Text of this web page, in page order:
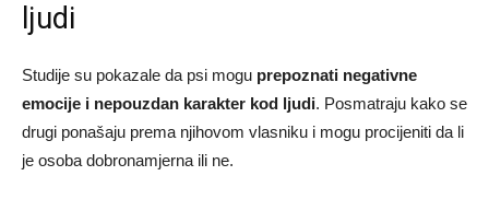
ljudi
Studije su pokazale da psi mogu prepoznati negativne
emocije i nepouzdan karakter kod ljudi. Posmatraju kako se
drugi ponašaju prema njihovom vlasniku i mogu procijeniti da li
je osoba dobronamjerna ili ne.